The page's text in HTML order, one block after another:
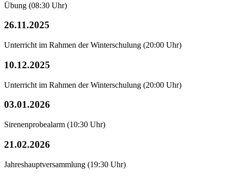
Übung (08:30 Uhr)
26.11.2025
Unterricht im Rahmen der Winterschulung (20:00 Uhr)
10.12.2025
Unterricht im Rahmen der Winterschulung (20:00 Uhr)
03.01.2026
Sirenenprobealarm (10:30 Uhr)
21.02.2026
Jahreshauptversammlung (19:30 Uhr)